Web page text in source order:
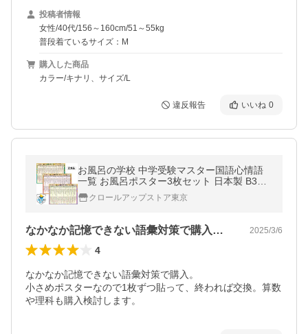
投稿者情報
女性/40代/156～160cm/51～55kg
普段着ているサイズ：M
購入した商品
カラー/キナリ、サイズ/L
違反報告 いいね 0
お風呂の学校 中学受験マスター国語心情語
一覧 お風呂ポスター3枚セット 日本製 B3サ
イズ 国語 学習 知育 防水
クロールアップストア東京
なかなか記憶できない語彙対策で購入。小… 2025/3/6
4
なかなか記憶できない語彙対策で購入。
小さめポスターなので1枚ずつ貼って、終われば交換。算数
や理科も購入検討します。